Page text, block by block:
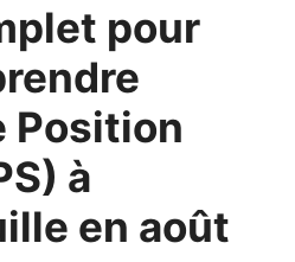
pour
Position
à
en août